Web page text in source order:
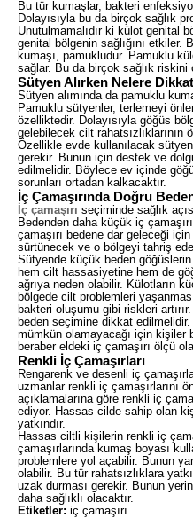
Bu tür kumaşlar, bakteri
Dolayısıyla bu da birçok sağlık
Unutulmamalıdır ki külot genital
genital bölgenin sağlığını etkiler.
kumaşı, pamukludur. Pamuklu
sağlar. Bu da birçok sağlık riskini
Sütyen Alırken Nelere
Sütyen alımında da pamuklu
Pamuklu sütyenler, terlemeyi
özelliktedir. Dolayısıyla göğüs
gelebilecek cilt rahatsızlıklarının
Özellikle evde kullanılacak
gerekir. Bunun için destek ve
edilmelidir. Böylece ev içinde
sorunları ortadan kalkacaktır.
İç Çamaşırında Doğru
İç çamaşırı seçiminde sağlık
Bedenden daha küçük iç
çamaşırı bedene dar geleceği
sürtünecek ve o bölgeyi tahriş
Sütyende küçük beden göğüslerin
hem cilt hassasiyetine hem de
ağrıya neden olabilir. Külotların
bölgede cilt problemleri
bakteri oluşumu gibi riskleri
beden seçimine dikkat edilmelidir.
mümkün olamayacağı için kişiler
beraber eldeki iç çamaşırı ölçü
Renkli İç Çamaşırları
Rengarenk ve desenli iç
uzmanlar renkli iç çamaşırlarını
açıklamalarına göre renkli iç
ediyor. Hassas cilde sahip olan
yatkındır.
Hassas ciltli kişilerin renkli iç
çamaşırlarında kumaş boyası
problemlere yol açabilir. Bunun
olabilir. Bu tür rahatsızlıklara
uzak durması gerekir. Bunun
daha sağlıklı olacaktır.
Etiketler: iç çamaşırı